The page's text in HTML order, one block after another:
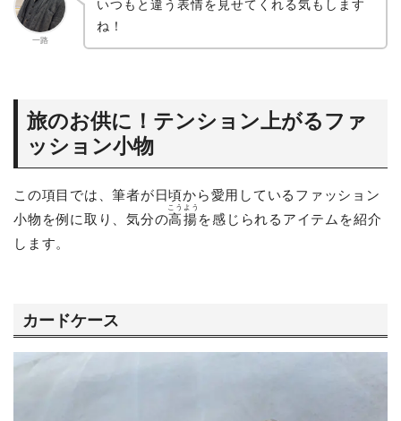
一路
いつもと違う表情を見せてくれる気もします
ね！
旅のお供に！テンション上がるファ
ッション小物
この項目では、筆者が日頃から愛用しているファッション
小物を例に取り、気分の高揚
こうよう
を感じられるアイテムを紹介
します。
カードケース